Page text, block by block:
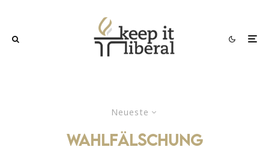
Neueste
wahlfälschung